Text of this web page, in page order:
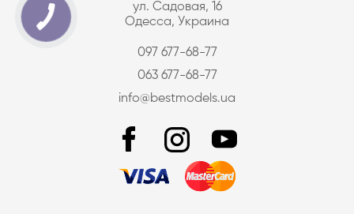
ул. Садовая, 16
Одесса, Украина
097 677-68-77
063 677-68-77
info@bestmodels.ua